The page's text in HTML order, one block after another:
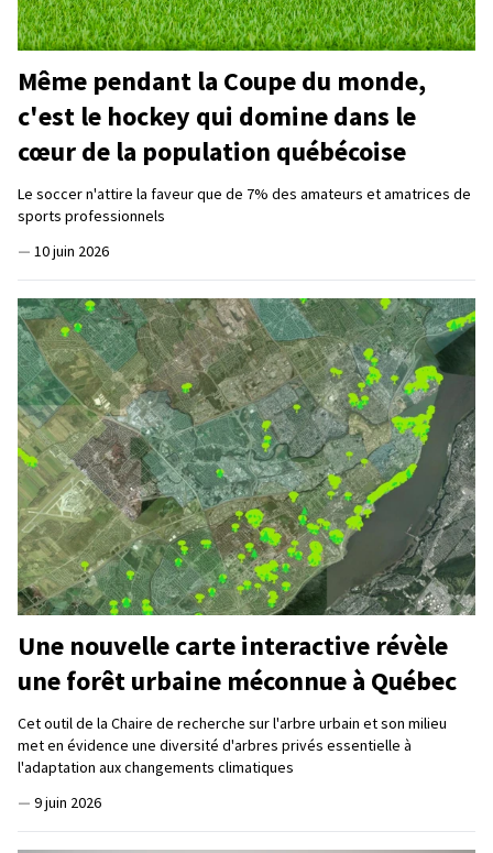
Même pendant la Coupe du monde,
c'est le hockey qui domine dans le
cœur de la population québécoise
Le soccer n'attire la faveur que de 7% des amateurs et amatrices de
sports professionnels
— 10 juin 2026
Une nouvelle carte interactive révèle
une forêt urbaine méconnue à Québec
Cet outil de la Chaire de recherche sur l'arbre urbain et son milieu
met en évidence une diversité d'arbres privés essentielle à
l'adaptation aux changements climatiques
— 9 juin 2026